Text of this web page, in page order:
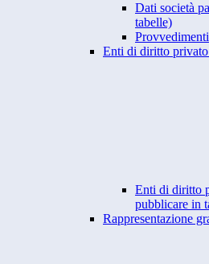
Dati società
tabelle)
Provvedimenti
Enti di diritto
Enti di diritto
pubblicare in
Rappresentazione